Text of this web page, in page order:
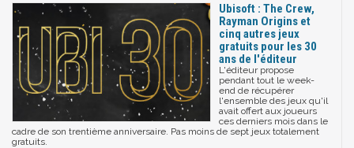
Ubisoft : The Crew,
Rayman Origins et
cinq autres jeux
gratuits pour les 30
ans de l'éditeur
L'éditeur propose
pendant tout le week-
end de récupérer
l'ensemble des jeux qu'il
avait offert aux joueurs
ces derniers mois dans le
cadre de son trentième anniversaire. Pas moins de sept jeux totalement
gratuits.